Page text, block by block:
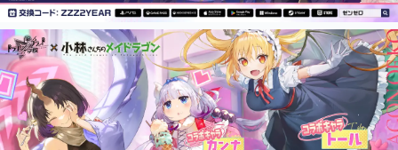
ピックアップ
電ファミのいま読まれている記事ランキング
アプリセール情報